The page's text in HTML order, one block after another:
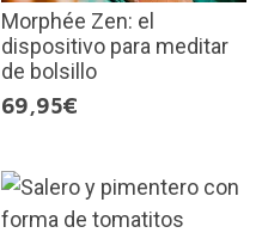
Morphée Zen: el
dispositivo para meditar
de bolsillo
69,95€